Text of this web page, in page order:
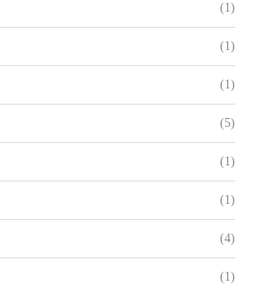
(1)
(1)
(1)
(5)
(1)
(1)
(4)
(1)